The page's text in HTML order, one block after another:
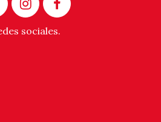
sociales.